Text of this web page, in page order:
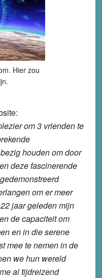
Hier zou
om 3 vrienden te
houden om door
deze fascinerende
om er meer
jaar geleden mijn
de capaciteit om
en in die serene
mee te nemen in de
we hun wereld
al tijdreizend